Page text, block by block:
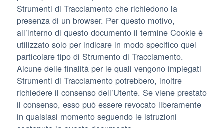
Strumenti di Tracciamento che richiedono la
presenza di un browser. Per questo motivo,
all’interno di questo documento il termine Cookie è
utilizzato solo per indicare in modo specifico quel
particolare tipo di Strumento di Tracciamento.
Alcune delle finalità per le quali vengono impiegati
Strumenti di Tracciamento potrebbero, inoltre
richiedere il consenso dell’Utente. Se viene prestato
il consenso, esso può essere revocato liberamente
in qualsiasi momento seguendo le istruzioni